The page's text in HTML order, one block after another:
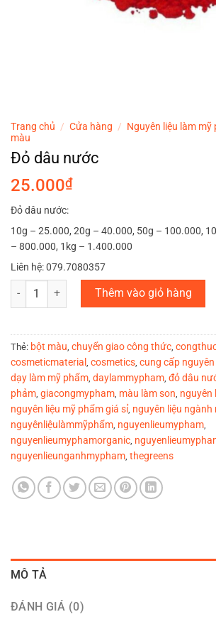
Trang chủ / Cửa hàng / Nguyên liệu làm mỹ
màu
Đỏ dâu nước
25.000₫
Đỏ dâu nước:
10g – 25.000, 20g – 40.000, 50g – 100.000,
– 800.000, 1kg – 1.400.000
Liên hệ: 079.7080357
Đỏ dâu nước số lượngThêm vào giỏ hàng
Thẻ: bột màu chuyển giao công thức
cosmeticmaterial cosmetics cung cấp
dạy làm mỹ phẩm daylammypham đỏ dâu
phảm giacongmypham màu làm son nguyên
nguyên liệu mỹ phẩm giá sỉ, nguyên liệu ngành
nguyênliệulàmmỹphẩm nguyenlieumypham
nguyenlieumyphamorganic
nguyenlieunganhmypham thegreens
MÔ TẢ
ĐÁNH GIÁ (0)